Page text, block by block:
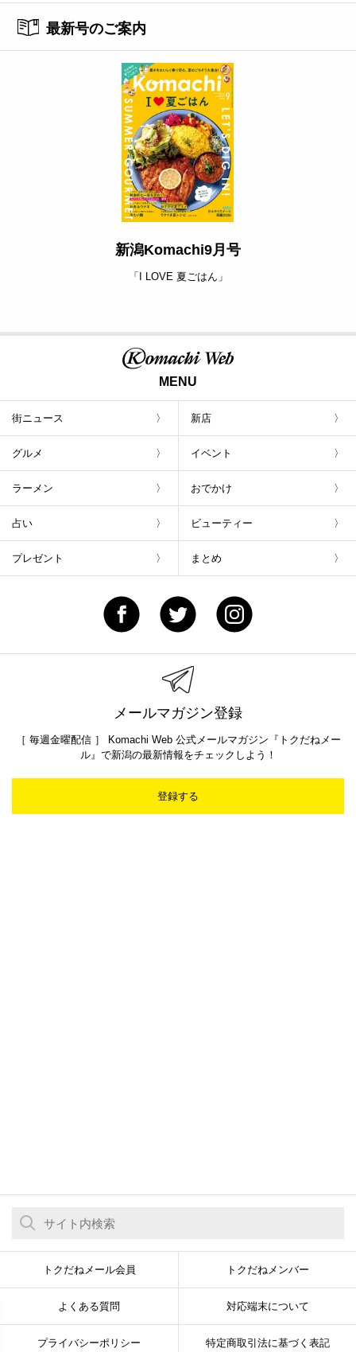
最新号のご案内
新潟Komachi9月号
「I LOVE 夏ごはん」
MENU
街ニュース 新店
グルメ イベント
ラーメン おでかけ
占い ビューティー
プレゼント まとめ
メールマガジン登録
［ 毎週金曜配信 ］ Komachi Web 公式メールマガジン『トクだねメー
ル』で新潟の最新情報をチェックしよう！
登録する
トクだねメール会員 トクだねメンバー
よくある質問 対応端末について
プライバシーポリシー 特定商取引法に基づく表記